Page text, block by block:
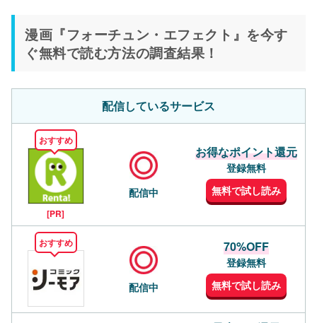
漫画『フォーチュン・エフェクト』を今す
ぐ無料で読む方法の調査結果！
配信しているサービス
おすすめ
[PR]
配信中
お得なポイント還元
登録無料
無料で試し読み
おすすめ
配信中
70%OFF
登録無料
無料で試し読み